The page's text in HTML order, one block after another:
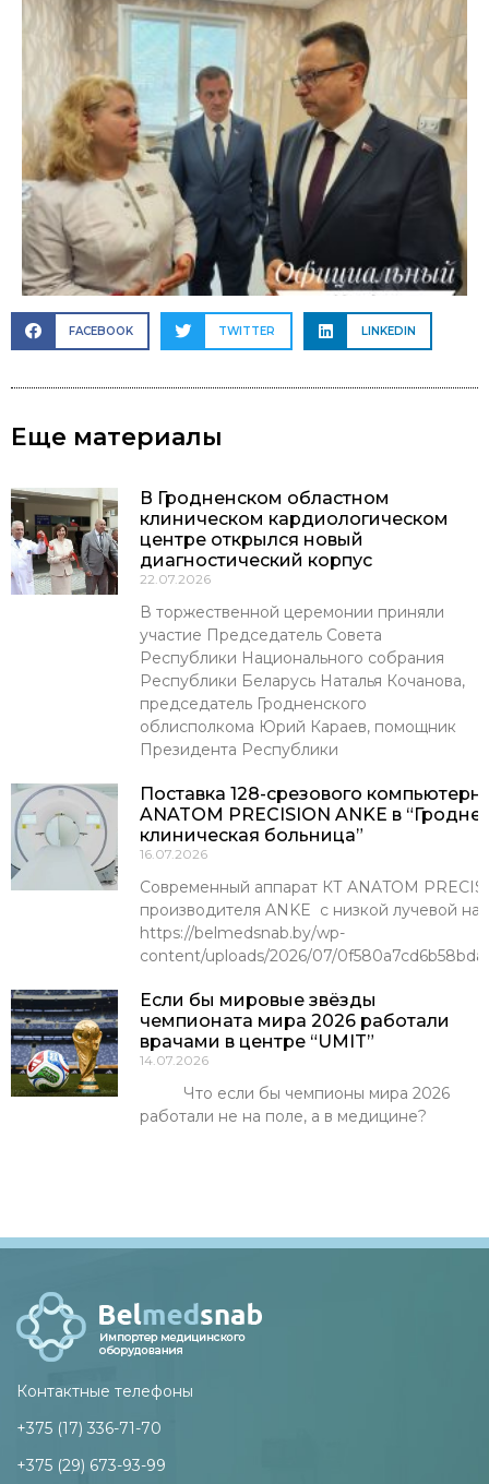
FACEBOOK TWITTER LINKEDIN
Еще материалы
В Гродненском областном
клиническом кардиологическом
центре открылся новый
диагностический корпус
22.07.2026
В торжественной церемонии приняли
участие Председатель Совета
Республики Национального собрания
Республики Беларусь Наталья Кочанова,
председатель Гродненского
облисполкома Юрий Караев, помощник
Президента Республики
Поставка 128-срезового
ANATOM PRECISION ANKE в
клиническая больница”
16.07.2026
Современный аппарат КТ ANATOM
производителя ANKE с низкой лучевой
https://belmedsnab.by/wp-
content/uploads/2026/07/
Если бы мировые звёзды
чемпионата мира 2026 работали
врачами в центре “UMIT”
14.07.2026
Что если бы чемпионы мира 2026
работали не на поле, а в медицине?
Контактные телефоны
+375 (17) 336-71-70
+375 (29) 673-93-99